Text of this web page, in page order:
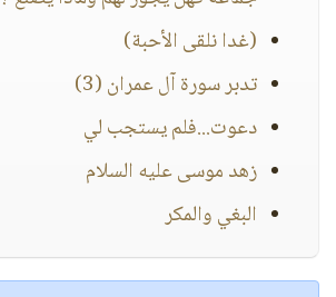
(غدا نلقى الأحبة)
تدبر سورة آل عمران (3)
دعوت...فلم يستجب لي
زهد موسى عليه السلام
البغي والمكر